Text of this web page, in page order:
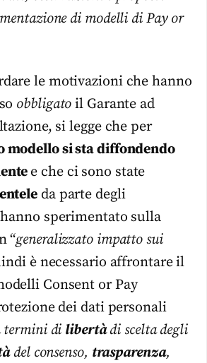
di modelli di Pay or
le motivazioni che hanno
obbligato il Garante ad
si legge che per
modello si sta diffondendo
e che ci sono state
da parte degli
sperimentato sulla
“generalizzato impatto sui
è necessario affrontare il
Consent or Pay
dei dati personali
di libertàdi scelta degli
del consenso, trasparenza,